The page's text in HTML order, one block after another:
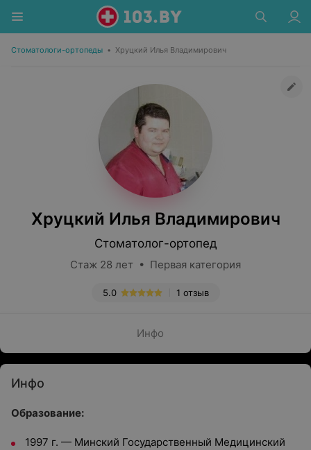
Стоматологи-ортопеды • Хруцкий Илья Владимирович
Хруцкий Илья Владимирович
Стоматолог-ортопед
Стаж 28 лет • Первая категория
1 отзыв
5.0
Инфо
Инфо
Образование:
1997 г. — Минский Государственный Медицинский